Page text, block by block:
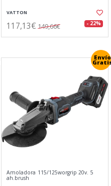
VATTON
117,13€ 149,66€ - 22%
Envío
Amoladora 115/125worgrip 20v. 5
ah.brush